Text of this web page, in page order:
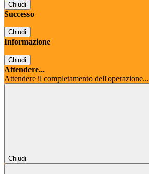
Chiudi
Successo
Chiudi
Informazione
Chiudi
Attendere...
Attendere il completamento dell'operazione...
Chiudi